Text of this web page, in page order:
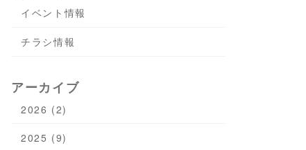
イベント情報
チラシ情報
アーカイブ
2026 (2)
2025 (9)